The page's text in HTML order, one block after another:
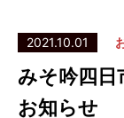
2021.10.01
みそ吟四日
お知らせ